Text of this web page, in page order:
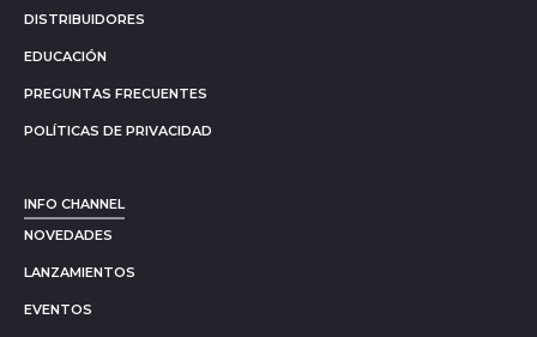
DISTRIBUIDORES
EDUCACIÓN
PREGUNTAS FRECUENTES
POLÍTICAS DE PRIVACIDAD
INFO CHANNEL
NOVEDADES
LANZAMIENTOS
EVENTOS